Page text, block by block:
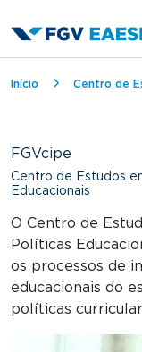
Trilha de
Início Centro de
FGVcipe
Centro de Estudos
Educacionais
O Centro de
Políticas
os processos de
educacionais do
políticas